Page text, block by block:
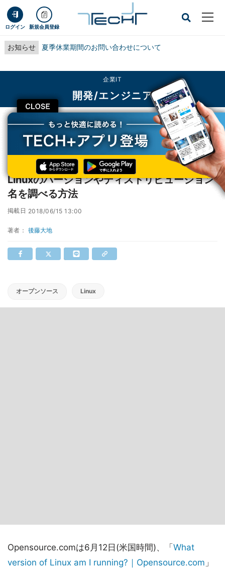
ログイン 新規会員登録
お知らせ 夏季休業期間のお問い合わせについて
CLOSE
企業IT
開発/エンジニア
TECH+ 企業IT
開発/エンジニア
Linuxのバージョンやディストリビューション名を調べる方法
Linuxのバージョンやディストリビューション
名を調べる方法
掲載日 2018/06/15 13:00
著者： 後藤大地
オープンソース Linux
Opensource.comは6月12日(米国時間)、「 What
version of Linux am I running?｜Opensource.com 」